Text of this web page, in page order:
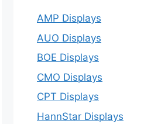
AMP Displays
AUO Displays
BOE Displays
CMO Displays
CPT Displays
HannStar Displays